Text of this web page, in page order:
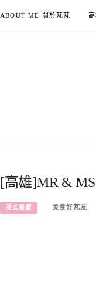
ABOUT ME 關於芃芃
[高雄]MR &
美式餐廳 美食好芃友